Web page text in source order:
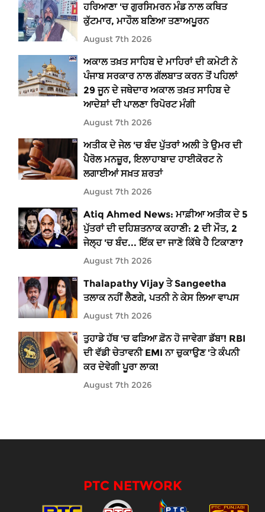
ਹਰਿਆਣਾ 'ਚ ਗੁਰਸਿਮਰਨ ਮੰਡ ਨਾਲ ਕਥਿਤ
ਕੁੱਟਮਾਰ, ਮਾਹੌਲ ਬਣਿਆ ਤਣਾਅਪੂਰਨ
August 7th 2026
ਅਕਾਲ ਤਖ਼ਤ ਸਾਹਿਬ ਦੇ ਮਾਹਿਰਾਂ ਦੀ ਕਮੇਟੀ ਨੇ
ਪੰਜਾਬ ਸਰਕਾਰ ਨਾਲ ਗੱਲਬਾਤ ਕਰਨ ਤੋਂ ਪਹਿਲਾਂ
29 ਜੂਨ ਦੇ ਜਥੇਦਾਰ ਅਕਾਲ ਤਖ਼ਤ ਸਾਹਿਬ ਦੇ
ਆਦੇਸ਼ਾਂ ਦੀ ਪਾਲਣਾ ਰਿਪੋਰਟ ਮੰਗੀ
August 7th 2026
ਅਤੀਕ ਦੇ ਜੇਲ 'ਚ ਬੰਦ ਪੁੱਤਰਾਂ ਅਲੀ ਤੇ ਉਮਰ ਦੀ
ਪੈਰੋਲ ਮਨਜ਼ੂਰ, ਇਲਾਹਾਬਾਦ ਹਾਈਕੋਰਟ ਨੇ
ਲਗਾਈਆਂ ਸਖ਼ਤ ਸ਼ਰਤਾਂ
August 7th 2026
Atiq Ahmed News: ਮਾਫ਼ੀਆ ਅਤੀਕ ਦੇ 5
ਪੁੱਤਰਾਂ ਦੀ ਦਹਿਸ਼ਤਨਾਕ ਕਹਾਣੀ: 2 ਦੀ ਮੌਤ, 2
ਜੇਲ੍ਹ 'ਚ ਬੰਦ... ਇੱਕ ਦਾ ਜਾਣੋ ਕਿੱਥੇ ਹੈ ਟਿਕਾਣਾ?
August 7th 2026
Thalapathy Vijay ਤੇ Sangeetha
ਤਲਾਕ ਨਹੀਂ ਲੈਣਗੇ, ਪਤਨੀ ਨੇ ਕੇਸ ਲਿਆ ਵਾਪਸ
August 7th 2026
ਤੁਹਾਡੇ ਹੱਥ 'ਚ ਫੜਿਆ ਫ਼ੋਨ ਹੋ ਜਾਵੇਗਾ ਡੱਬਾ! RBI
ਦੀ ਵੱਡੀ ਚੇਤਾਵਨੀ EMI ਨਾ ਚੁਕਾਉਣ 'ਤੇ ਕੰਪਨੀ
ਕਰ ਦੇਵੇਗੀ ਪੂਰਾ ਲਾਕ!
August 7th 2026
PTC NETWORK